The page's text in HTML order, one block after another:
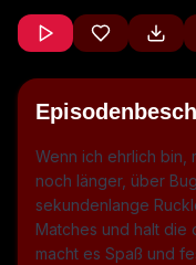
Wenn ich ehrlich bin,
noch länger, über
sekundenlange
Matches und halt die
macht es Spaß und